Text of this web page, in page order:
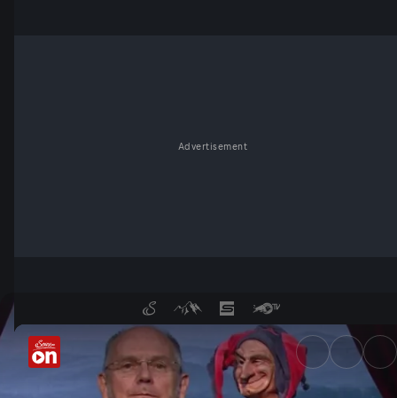
Advertisement
29. Juni -